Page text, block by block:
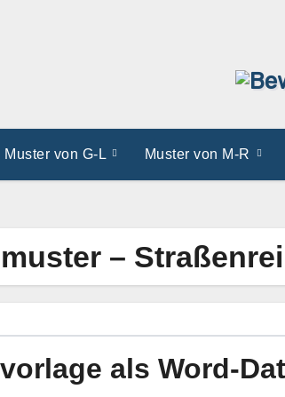
Muster von G-L Muster von M-R
–
als Word-